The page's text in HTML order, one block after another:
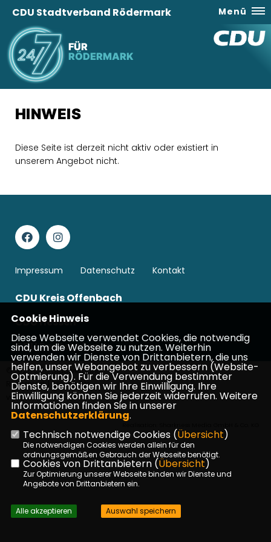
FÜR
RÖDERMARK
CDU Stadtverband Rödermark Menü
HINWEIS
Diese Seite ist derzeit nicht aktiv oder existiert in
unserem Angebot nicht.
Impressum Datenschutz Kontakt
CDU Kreis Offenbach
CDU Hessen
CDU Deutschlands
©2026 CDU Stadtverband
Rödermark | Alle Rechte
vorbehalten.
Cookie Hinweis
Diese Webseite verwendet Cookies, die notwendig
sind, um die Webseite zu nutzen. Weiterhin
verwenden wir Dienste von Drittanbietern, die uns
helfen, unser Webangebot zu verbessern (Website-
Optmierung). Für die Verwendung bestimmter
Dienste, benötigen wir Ihre Einwilligung. Ihre
Einwilligung können Sie jederzeit widerrufen. Weitere
Informationen finden Sie in unserer
Datenschutzerklärung.
Technisch notwendige Cookies (Übersicht)
Die notwendigen Cookies werden allein für den
ordnungsgemäßen Gebrauch der Webseite benötigt.
Cookies von Drittanbietern (Übersicht)
Zur Optimierung unserer Webseite binden wir Dienste und
Angebote von Drittanbietern ein.
Alle akzeptieren Auswahl speichern